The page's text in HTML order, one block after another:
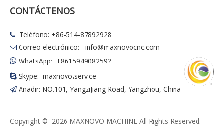
CONTÁCTENOS
 Teléfono: +86-514-87892928
 Correo electrónico: info@maxnovocnc.com
 WhatsApp: +8615949082592
 Skype: maxnovo.service
 Añadir: NO.101, YangziJiang Road, Yangzhou, China
Copyright © 2026 MAXNOVO MACHINE All Rights Reserved.